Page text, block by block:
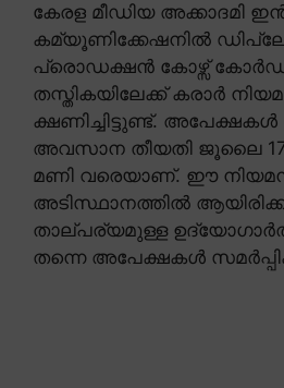
കേരള മീഡിയ അക്കാദമി
കമ്യൂണിക്കേഷനിൽ
പ്രൊഡക്ഷൻ കോഴ്സ്
തസ്തികയിലേക്ക് കരാർ
ക്ഷണിച്ചിട്ടുണ്ട്. അപേക്ഷകൾ
അവസാന തീയതി ജൂലൈ
മണി വരെയാണ്. ഈ
അടിസ്ഥാനത്തിൽ
താല്പര്യമുള്ള
തന്നെ അപേക്ഷകൾ